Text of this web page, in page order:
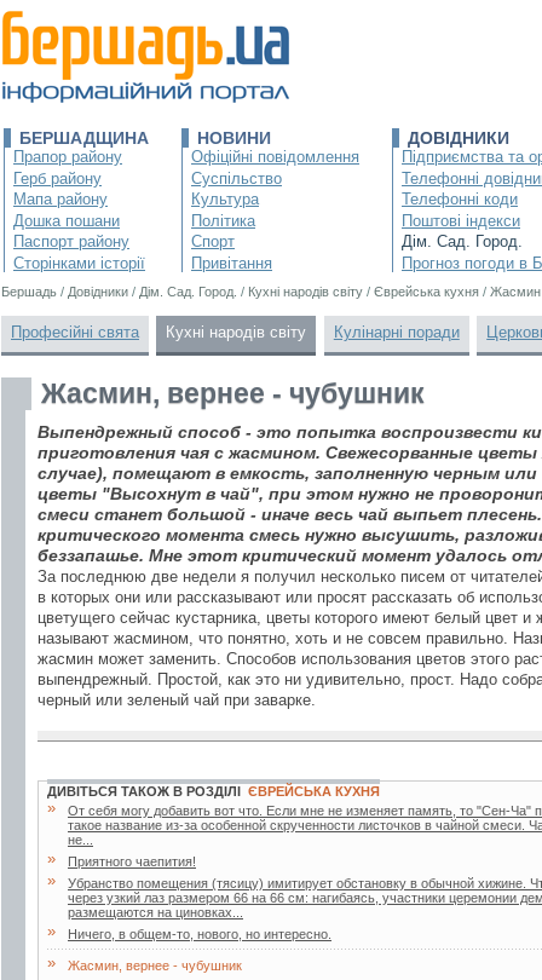
БЕРШАДЩИНА
Прапор району
Герб району
Мапа району
Дошка пошани
Паспорт району
Сторінками історії
НОВИНИ
Офіційні повідомлення
Суспільство
Культура
Політика
Спорт
Привітання
ДОВІДНИКИ
Підприємства та
Телефонні
Телефонні коди
Поштові індекси
Дім. Сад. Город.
Прогноз погоди в
Бершадь / Довідники / Дім. Сад. Город. / Кухні народів світу / Єврейська кухня /
Професійні свята Кухні народів світу Кулінарні поради
Жасмин, вернее - чубушник
Выпендрежный способ - это попытка воспроизвести
приготовления чая с жасмином. Свежесорванные
случае), помещают в емкость, заполненную черным
цветы "Высохнут в чай", при этом нужно не
смеси станет большой - иначе весь чай выпьет
критического момента смесь нужно высушить,
беззапашье. Мне этот критический момент удалось
За последнюю две недели я получил несколько писем от
в которых они или рассказывают или просят рассказать об
цветущего сейчас кустарника, цветы которого имеют белый цвет
называют жасмином, что понятно, хоть и не совсем правильно.
жасмин может заменить. Способов использования цветов этого
выпендрежный. Простой, как это ни удивительно, прост. Надо
черный или зеленый чай при заварке.
ДИВІТЬСЯ ТАКОЖ В РОЗДІЛІ ЄВРЕЙСЬКА КУХНЯ
»
От себя могу добавить вот что. Если мне не изменяет память, то "Сен-Ча"
такое название из-за особенной скрученности листочков в чайной смеси.
не...
» Приятного чаепития!
»
Убранство помещения (тясицу) имитирует обстановку в обычной хижине.
через узкий лаз размером 66 на 66 см: нагибаясь, участники церемонии
размещаются на циновках...
» Ничего, в общем-то, нового, но интересно.
» Жасмин, вернее - чубушник